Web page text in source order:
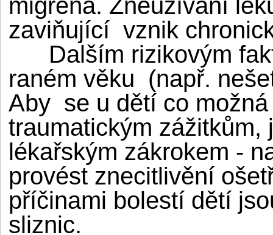
migréna. Zneužívání
zaviňující vznik
Dalším rizikovým
raném věku (např.
Aby se u dětí co
traumatickým
lékařským zákrokem -
provést znecitlivění
příčinami bolestí dětí
sliznic.